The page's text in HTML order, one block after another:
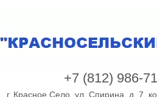
+7 (812) 986-
г. Красное Село, ул. Спирина, д. 7,